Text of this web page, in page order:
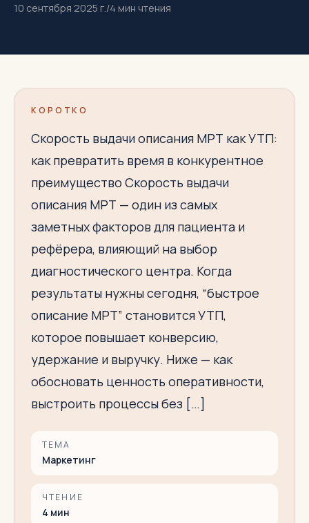
10 сентября 2025 г./4 мин чтения
КОРОТКО
Скорость выдачи описания МРТ как УТП:
как превратить время в конкурентное
преимущество Скорость выдачи
описания МРТ — один из самых
заметных факторов для пациента и
рефёрера, влияющий на выбор
диагностического центра. Когда
результаты нужны сегодня, “быстрое
описание МРТ” становится УТП,
которое повышает конверсию,
удержание и выручку. Ниже — как
обосновать ценность оперативности,
выстроить процессы без […]
ТЕМА
Маркетинг
ЧТЕНИЕ
4 мин